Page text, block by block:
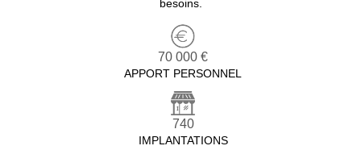
besoins.
70 000 €
APPORT PERSONNEL
740
IMPLANTATIONS